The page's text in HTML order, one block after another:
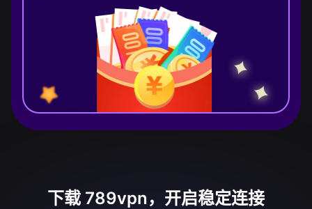
下载 789vpn，开启稳定连接